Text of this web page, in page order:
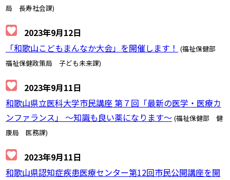
局 長寿社会課)
2023年9月12日
「和歌山こどもまんなか大会」を開催します！ (福祉保健部
福祉保健政策局 子ども未来課)
2023年9月11日
和歌山県立医科大学市民講座 第７回「最新の医学・医療カ
ンファランス」 ～知識も良い薬になります～ (福祉保健部 健
康局 医務課)
2023年9月11日
和歌山県認知症疾患医療センター第12回市民公開講座を開